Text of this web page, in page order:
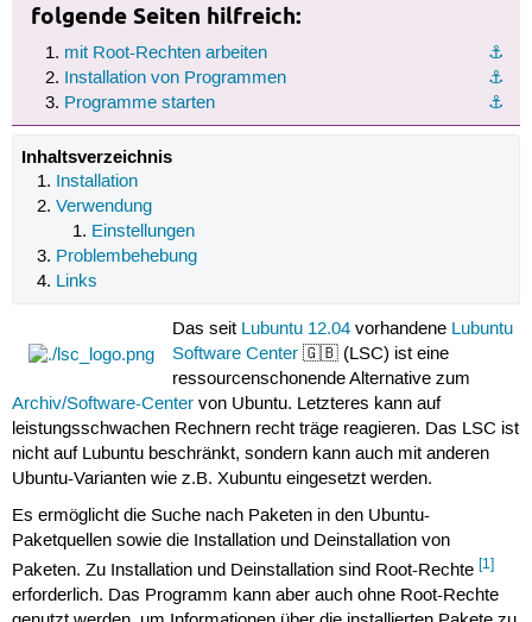
folgende Seiten hilfreich:
⚓︎
mit Root-Rechten arbeiten
⚓︎
Installation von Programmen
⚓︎
Programme starten
Inhaltsverzeichnis
Installation
Verwendung
Einstellungen
Problembehebung
Links
Das seit Lubuntu 12.04 vorhandene Lubuntu
Software Center 🇬🇧 (LSC) ist eine
ressourcenschonende Alternative zum
Archiv/Software-Centervon Ubuntu. Letzteres kann auf
leistungsschwachen Rechnern recht träge reagieren. Das LSC ist
nicht auf Lubuntu beschränkt, sondern kann auch mit anderen
Ubuntu-Varianten wie z.B. Xubuntu eingesetzt werden.
Es ermöglicht die Suche nach Paketen in den Ubuntu-
Paketquellen sowie die Installation und Deinstallation von
Paketen. Zu Installation und Deinstallation sind Root-Rechte [1]
erforderlich. Das Programm kann aber auch ohne Root-Rechte